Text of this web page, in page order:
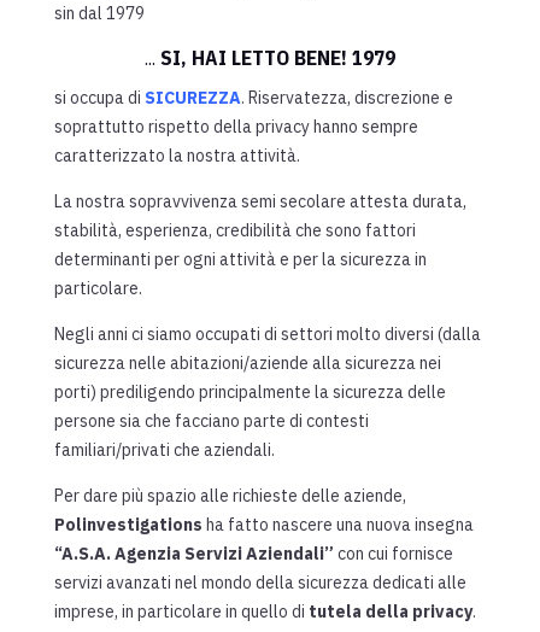
sin dal 1979
... SI, HAI LETTO BENE! 1979
si occupa di SICUREZZA. Riservatezza, discrezione e
soprattutto rispetto della privacy hanno sempre
caratterizzato la nostra attività.
La nostra sopravvivenza semi secolare attesta durata,
stabilità, esperienza, credibilità che sono fattori
determinanti per ogni attività e per la sicurezza in
particolare.
Negli anni ci siamo occupati di settori molto diversi (dalla
sicurezza nelle abitazioni/aziende alla sicurezza nei
porti) prediligendo principalmente la sicurezza delle
persone sia che facciano parte di contesti
familiari/privati che aziendali.
Per dare più spazio alle richieste delle aziende,
Polinvestigations ha fatto nascere una nuova insegna
“A.S.A. Agenzia Servizi Aziendali” con cui fornisce
servizi avanzati nel mondo della sicurezza dedicati alle
imprese, in particolare in quello di tutela della privacy.